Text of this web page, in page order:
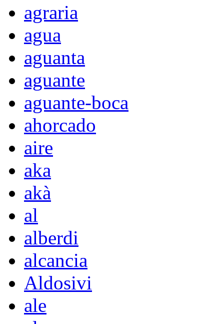
agraria
agua
aguanta
aguante
aguante-boca
ahorcado
aire
aka
akà
al
alberdi
alcancia
Aldosivi
ale